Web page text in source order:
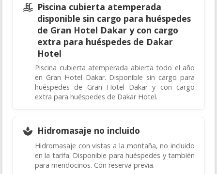
Piscina cubierta atemperada
disponible sin cargo para huéspedes
de Gran Hotel Dakar y con cargo
extra para huéspedes de Dakar
Hotel
Piscina cubierta atemperada abierta todo el año
en Gran Hotel Dakar. Disponible sin cargo para
huéspedes de Gran Hotel Dakar y con cargo
extra para huéspedes de Dakar Hotel.
Hidromasaje no incluido
Hidromasaje con vistas a la montaña, no incluido
en la tarifa. Disponible para huéspedes y también
para mendocinos. Con reserva previa.